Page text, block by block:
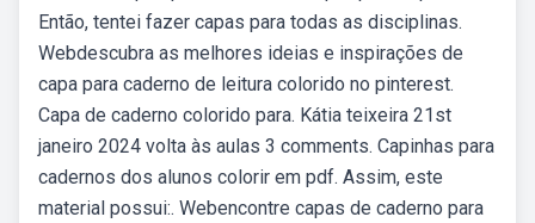
Então, tentei fazer capas para todas as disciplinas.
Webdescubra as melhores ideias e inspirações de
capa para caderno de leitura colorido no pinterest.
Capa de caderno colorido para. Kátia teixeira 21st
janeiro 2024 volta às aulas 3 comments. Capinhas para
cadernos dos alunos colorir em pdf. Assim, este
material possui:. Webencontre capas de caderno para